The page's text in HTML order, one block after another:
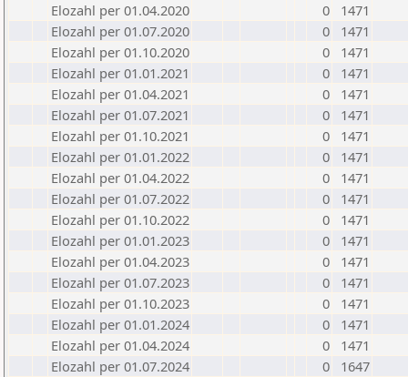
Elozahl per 01.04.2020
0
1471
Elozahl per 01.07.2020
0
1471
Elozahl per 01.10.2020
0
1471
Elozahl per 01.01.2021
0
1471
Elozahl per 01.04.2021
0
1471
Elozahl per 01.07.2021
0
1471
Elozahl per 01.10.2021
0
1471
Elozahl per 01.01.2022
0
1471
Elozahl per 01.04.2022
0
1471
Elozahl per 01.07.2022
0
1471
Elozahl per 01.10.2022
0
1471
Elozahl per 01.01.2023
0
1471
Elozahl per 01.04.2023
0
1471
Elozahl per 01.07.2023
0
1471
Elozahl per 01.10.2023
0
1471
Elozahl per 01.01.2024
0
1471
Elozahl per 01.04.2024
0
1471
Elozahl per 01.07.2024
0
1647